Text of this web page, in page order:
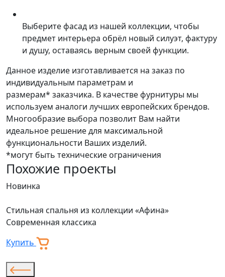
Выберите фасад из нашей коллекции, чтобы
предмет интерьера обрёл новый силуэт, фактуру
и душу, оставаясь верным своей функции.
Данное изделие изготавливается на заказ по
индивидуальным параметрам и
размерам* заказчика. В качестве фурнитуры мы
используем аналоги лучших европейских брендов.
Многообразие выбора позволит Вам найти
идеальное решение для максимальной
функциональности Ваших изделий.
*могут быть технические ограничения
Похожие проекты
Новинка
Стильная спальня из коллекции «Афина»
Современная классика
Купить